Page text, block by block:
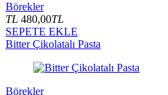
Börekler
TL 480,00TL
SEPETE EKLE
Bitter Çikolatalı Pasta
Börekler